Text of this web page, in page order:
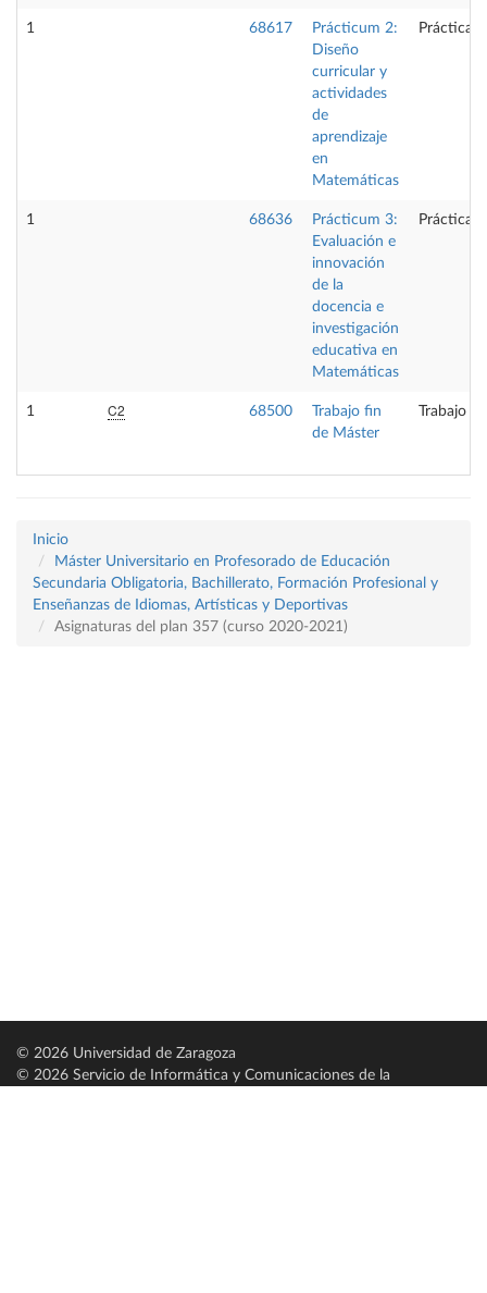
1 68617
Prácticum 2:
Diseño
curricular y
actividades
de
aprendizaje
en
Matemáticas
Prácticas
1 68636
Prácticum 3:
Evaluación e
innovación
de la
docencia e
investigación
educativa en
Matemáticas
Prácticas
1 C2 68500
Trabajo fin
de Máster
Trabajo
Inicio
Máster Universitario en Profesorado de Educación
Secundaria Obligatoria, Bachillerato, Formación Profesional y
Enseñanzas de Idiomas, Artísticas y Deportivas
Asignaturas del plan 357 (curso 2020-2021)
© 2026 Universidad de Zaragoza
© 2026 Servicio de Informática y Comunicaciones de la